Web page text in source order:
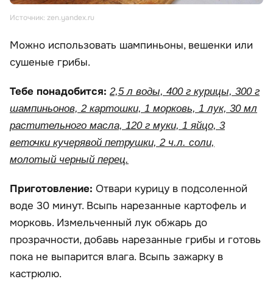
Источник: zen.yandex.ru
Можно использовать шампиньоны, вешенки или
сушеные грибы.
Тебе понадобится: 2,5 л воды, 400 г курицы, 300 г
шампиньонов, 2 картошки, 1 морковь, 1 лук, 30 мл
растительного масла, 120 г муки, 1 яйцо, 3
веточки кучерявой петрушки, 2 ч.л. соли,
молотый черный перец.
Приготовление: Отвари курицу в подсоленной
воде 30 минут. Всыпь нарезанные картофель и
морковь. Измельченный лук обжарь до
прозрачности, добавь нарезанные грибы и готовь
пока не выпарится влага. Всыпь зажарку в
кастрюлю.